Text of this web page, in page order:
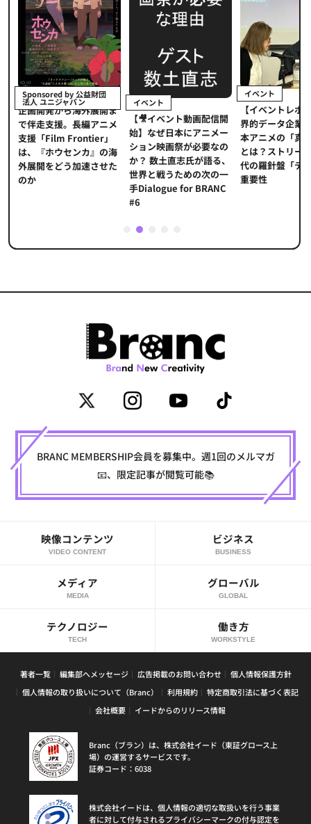
Sponsored by 公益財団
法人 ユニジャパン
企画開発から海外展開ま
で伴走支援。長編アニメ
支援「Film Frontier」
は、『ホウセンカ』の海
外展開をどう加速させた
のか
イベント
【🎥イベント動画配信開
始】なぜ日本にアニメー
ション映画祭が必要なの
か？ 数土直志氏が語る、
世界と戦うための次の一
手Dialogue for BRANC
#6
イベント
【イベントレポ
界的データ企業
本アニメの「真
とは？ストリー
代の羅針盤「デ
重要性
2
BRANC MEMBERSHIP会員を募集中。週1回のメルマガ
📧、限定記事が閲覧可能📚
映像コンテンツ
VIDEO CONTENT
ビジネス
BUSINESS
メディア
MEDIA
グローバル
GLOBAL
テクノロジー
TECH
働き方
WORKSTYLE
著者一覧 編集部へメッセージ 広告掲載のお問い合わせ
個人情報保護方針
個人情報の取り扱いについて（Branc）
利用規約
特定商取引法に基づく表記
会社概要
イードからのリリース情報
Branc（ブラン）は、株式会社イード（東証グロース上
場）の運営するサービスです。
証券コード：6038
株式会社イードは、個人情報の適切な取扱いを行う事業
者に対して付与されるプライバシーマークの付与認定を